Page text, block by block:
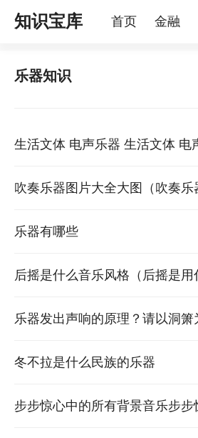
知识宝库 首页 金融
乐器知识
生活文体 电声乐器 生活文体 电
吹奏乐器图片大全大图（吹奏乐
乐器有哪些
后摇是什么音乐风格（后摇是用
乐器发出声响的原理？请以洞箫
冬不拉是什么民族的乐器
步步惊心中的所有背景音乐步